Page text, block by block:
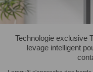
Technologie exclusive
levage intelligent